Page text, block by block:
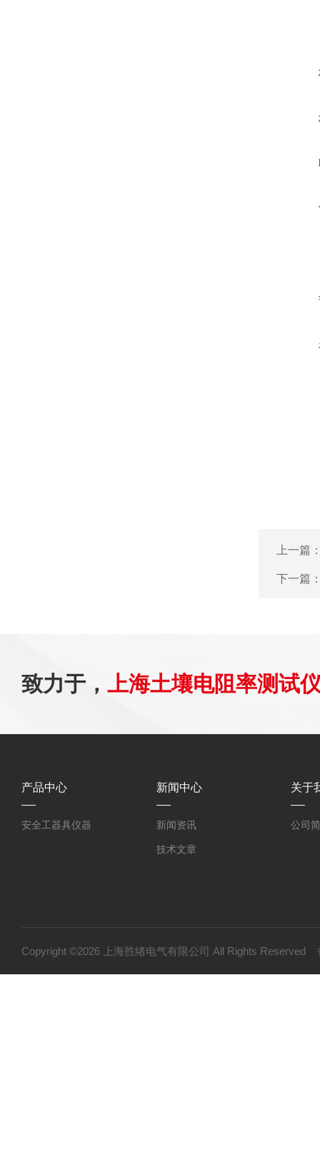
上一篇
下一篇
致力于， 上海土壤电阻率测试
产品中心
安全工器具仪器
新闻中心
新闻资讯
技术文章
关于
公司
Copyright ©2026 上海胜绪电气有限公司 All Rights Reserved